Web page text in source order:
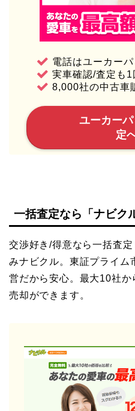
電話はユーカーパ
実車確認/査定も1
8,000社の中古車
ユーカー
定
一括査定なら「ナビク
交渉好き/得意なら一括査
みナビクル。東証プライム
営だから安心。最大10社
売却ができます。